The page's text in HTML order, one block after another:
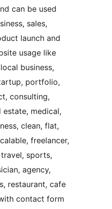
can be used
sales,
launch and
usage like
business,
portfolio,
consulting,
medical,
clean, flat,
freelancer,
sports,
agency,
restaurant, cafe
contact form